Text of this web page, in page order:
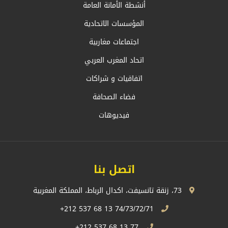
أنشطة الأمانة العامة
المؤسسات الاتحادية
اجتماعات مغاربية
اتحاد المغرب العربي
اتفاقيات و شراكات
فضاء الصحافة
فيديوهات
اتصل بنا